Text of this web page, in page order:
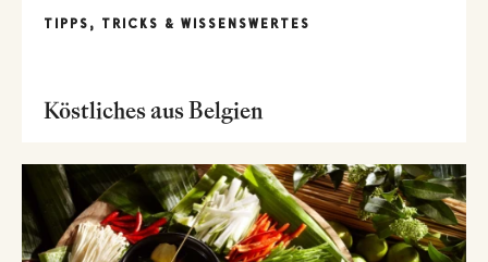
TIPPS, TRICKS & WISSENSWERTES
Köstliches aus Belgien